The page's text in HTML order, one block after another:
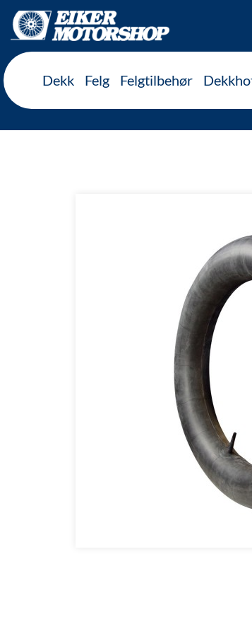
Dekk Felg Felgtilbehør
Inkl. mva